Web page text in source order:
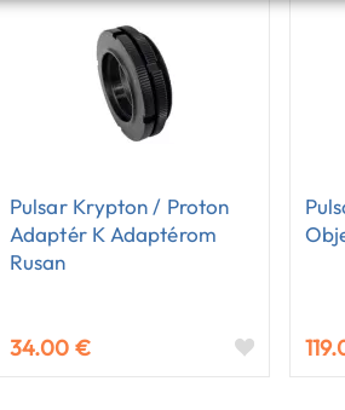
Pulsar Krypton / Proton
Adaptér K Adaptérom
Rusan
34.00 €